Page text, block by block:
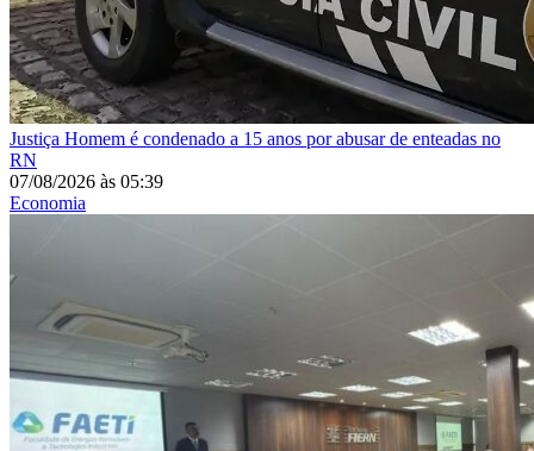
Justiça Homem é condenado a 15 anos por abusar de enteadas no
RN
07/08/2026 às 05:39
Economia